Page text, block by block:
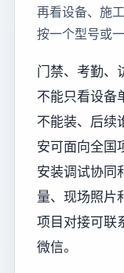
再看设备、施
按一个型号或
门禁、考勤、
不能只看设备
不能装、后续
安可面向全国
安装调试协同
量、现场照片
项目对接可联
微信。